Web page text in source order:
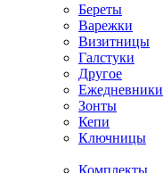
Береты
Варежки
Визитницы
Галстуки
Другое
Ежедневники
Зонты
Кепи
Ключницы
Комплекты